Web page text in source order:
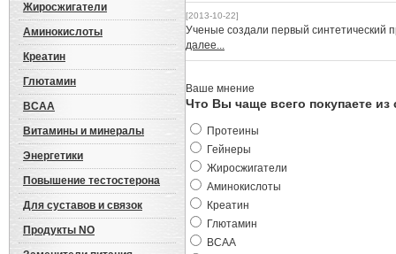
Жиросжигатели
Аминокислоты
Креатин
Глютамин
BCAA
Витамины и минералы
Энергетики
Повышение тестостерона
Для суставов и связок
Продукты NO
[2013-10-22]
Ученые создали первый синтетический
далее...
Ваше мнение
Что Вы чаще всего покупаете из
Протеины
Гейнеры
Жиросжигатели
Аминокислоты
Креатин
Глютамин
BCAA